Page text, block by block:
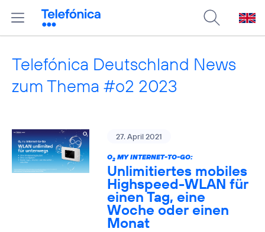
Telefónica Deutschland News
zum Thema #o2 2023
27. April 2021
O2MY INTERNET-TO-GO:
Unlimitiertes mobiles
Highspeed-WLAN für
einen Tag, eine
Woche oder einen
Monat